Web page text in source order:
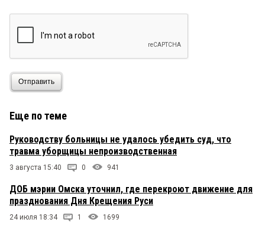
Отправить
Еще по теме
Руководству больницы не удалось убедить суд, что
травма уборщицы непроизводственная
3 августа 15:40 0 941
ДОБ мэрии Омска уточнил, где перекроют движение для
празднования Дня Крещения Руси
24 июля 18:34 1 1699